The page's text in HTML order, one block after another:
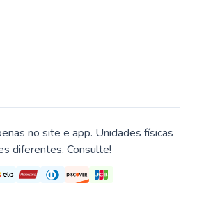
no site e app. Unidades físicas
diferentes. Consulte!